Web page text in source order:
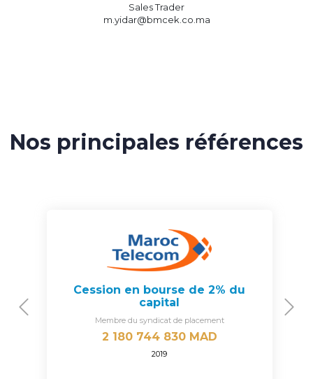
Sales Trader
m.yidar@bmcek.co.ma
Nos principales références
Cession en bourse de 2% du
capital
Membre du syndicat de placement
2 180 744 830 MAD
2019
Previous